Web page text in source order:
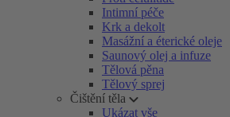
Intimní péče
Krk a dekolt
Masážní a éterické oleje
Saunový olej a infuze
Tělová pěna
Tělový sprej
Čištění těla
Ukázat vše